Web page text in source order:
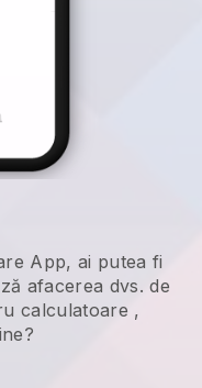
App, ai putea fi
afacerea dvs. de
calculatoare ,